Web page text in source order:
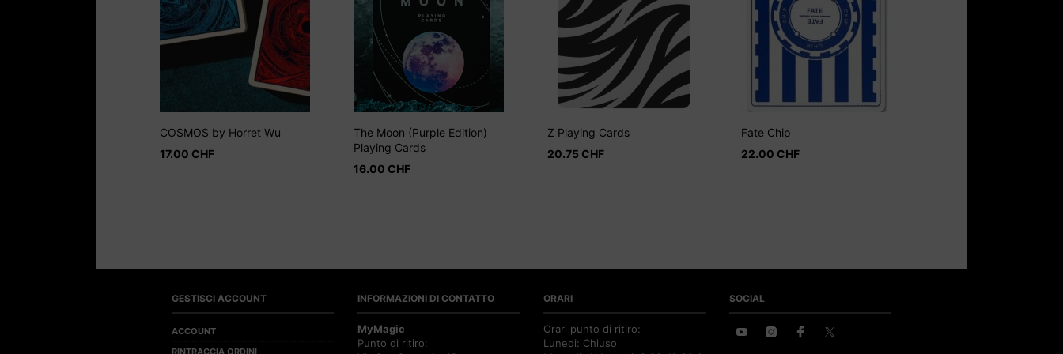
COSMOS by Horret Wu
17.00 CHF
The Moon (Purple Edition)
Playing Cards
16.00 CHF
Z Playing Cards
20.75 CHF
Fate Chip
22.00 CHF
GESTISCI ACCOUNT
ACCOUNT
RINTRACCIA ORDINI
INFORMAZIONI DI CONTATTO
MyMagic
Punto di ritiro:
ORARI
Orari punto di ritiro:
Lunedi: Chiuso
SOCIAL